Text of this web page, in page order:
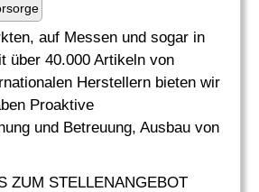
auf Messen und sogar in
über 40.000 Artikeln von
Herstellern bieten wir
Proaktive
und Betreuung, Ausbau von
ZUM STELLENANGEBOT